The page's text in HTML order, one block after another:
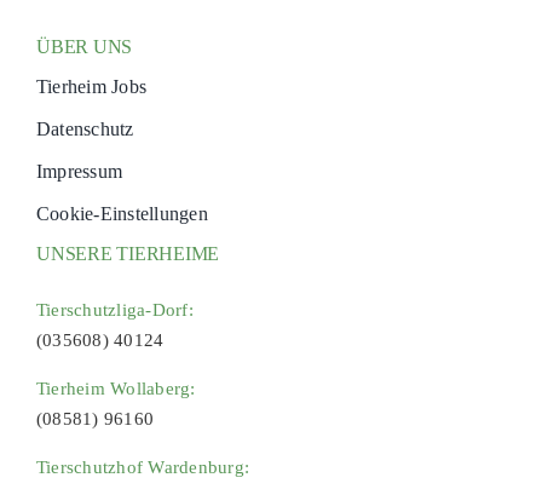
ÜBER UNS
Tierheim Jobs
Datenschutz
Impressum
Cookie-Einstellungen
UNSERE TIERHEIME
Tierschutzliga-Dorf:
(035608) 40124
Tierheim Wollaberg:
(08581) 96160
Tierschutzhof Wardenburg: